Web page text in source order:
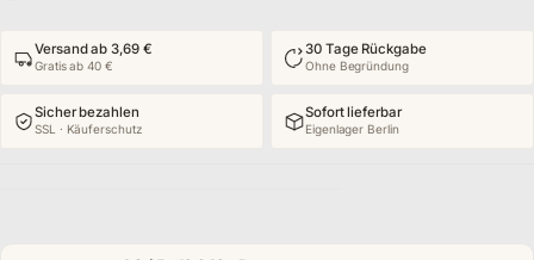
Versand ab 3,69 €
Gratis ab 40 €
30 Tage Rückgabe
Ohne Begründung
Sicher bezahlen
SSL · Käuferschutz
Sofort lieferbar
Eigenlager Berlin